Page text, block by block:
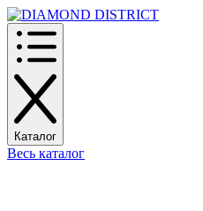
Каталог
Весь каталог